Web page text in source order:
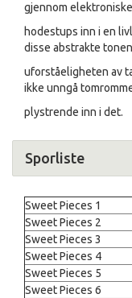
gjennom
hodestups inn i en
disse abstrakte
uforståeligheten av
ikke unngå
plystrende inn i det.
Sporliste
Sweet Pieces 1
Sweet Pieces 2
Sweet Pieces 3
Sweet Pieces 4
Sweet Pieces 5
Sweet Pieces 6